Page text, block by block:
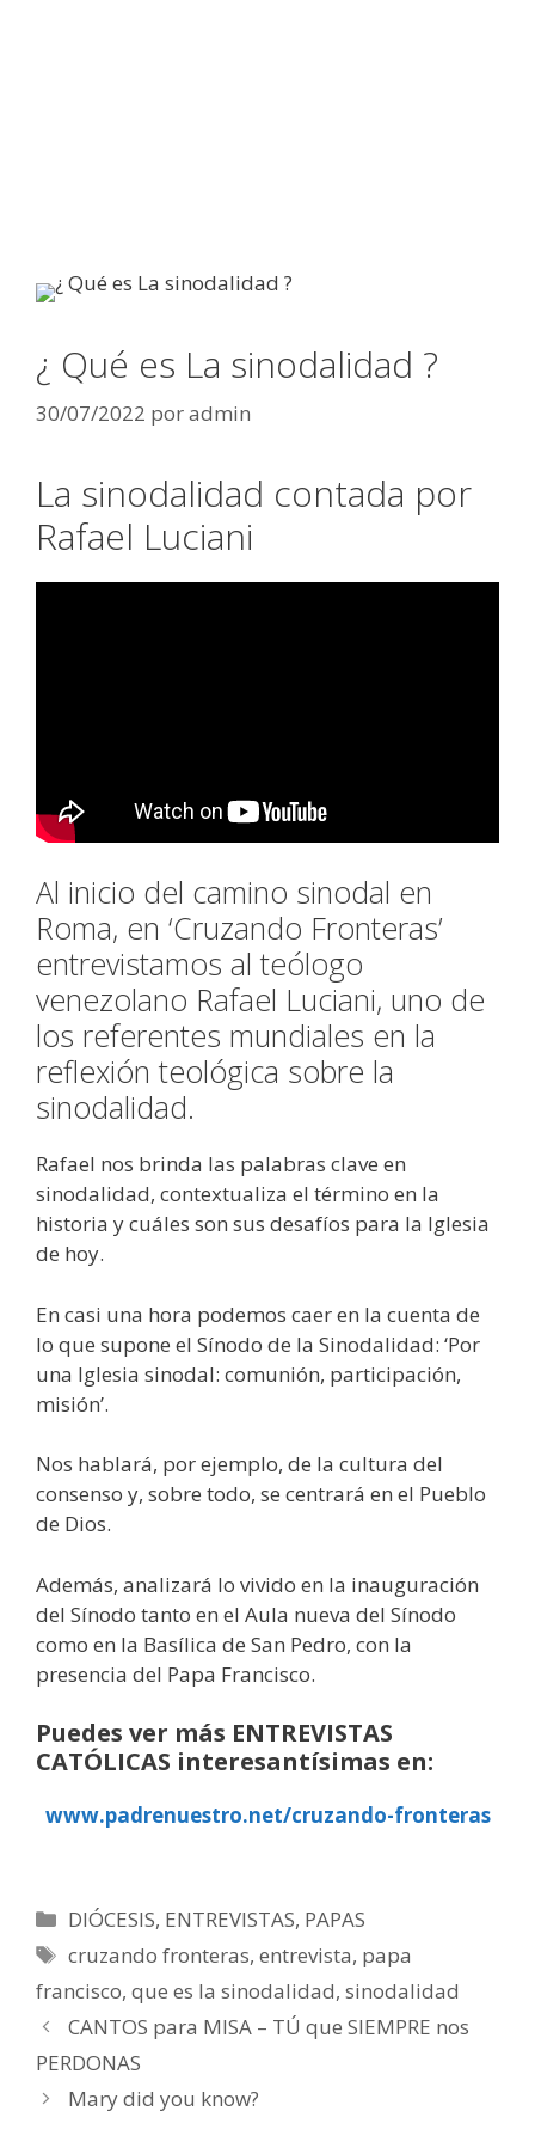
¿ Qué es La sinodalidad ?
30/07/2022 poradmin
La sinodalidad contada por
Rafael Luciani
Al inicio del camino sinodal en
Roma, en ‘Cruzando Fronteras’
entrevistamos al teólogo
venezolano Rafael Luciani, uno de
los referentes mundiales en la
reflexión teológica sobre la
sinodalidad.
Rafael nos brinda las palabras clave en
sinodalidad, contextualiza el término en la
historia y cuáles son sus desafíos para la Iglesia
de hoy.
En casi una hora podemos caer en la cuenta de
lo que supone el Sínodo de la Sinodalidad: ‘Por
una Iglesia sinodal: comunión, participación,
misión’.
Nos hablará, por ejemplo, de la cultura del
consenso y, sobre todo, se centrará en el Pueblo
de Dios.
Además, analizará lo vivido en la inauguración
del Sínodo tanto en el Aula nueva del Sínodo
como en la Basílica de San Pedro, con la
presencia del Papa Francisco.
Puedes ver más ENTREVISTAS
CATÓLICAS interesantísimas en:
www.padrenuestro.net/cruzando-fronteras
Categorías
DIÓCESIS, ENTREVISTAS, PAPAS
Etiquetas
cruzando fronteras,entrevista, papa
francisco, que es la sinodalidad, sinodalidad
CANTOS para MISA – TÚ que SIEMPRE nos
PERDONAS
Mary did you know?